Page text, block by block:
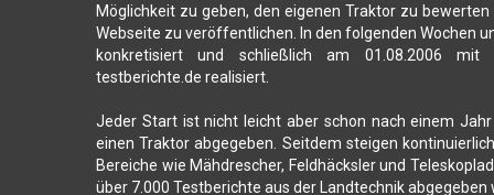
Möglichkeit zu geben, den eigenen Traktor zu
Webseite zu veröffentlichen. In den folgenden Wochen
konkretisiert und schließlich am 01.08.2006 mit
testberichte.de realisiert.
Jeder Start ist nicht leicht aber schon nach einem
einen Traktor abgegeben. Seitdem steigen
Bereiche wie Mähdrescher, Feldhäcksler und
über 7.000 Testberichte aus der Landtechnik abgegeben